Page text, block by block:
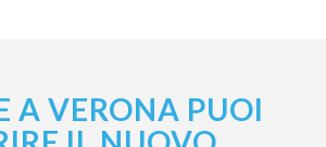
A VERONA PUOI